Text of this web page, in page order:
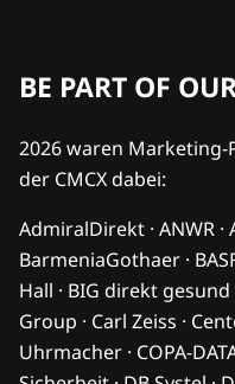
BE PART OF
2026 waren Marketing-
der CMCX dabei:
AdmiralDirekt · ANWR ·
BarmeniaGothaer ·
Hall · BIG direkt gesund
Group · Carl Zeiss ·
Uhrmacher · COPA-